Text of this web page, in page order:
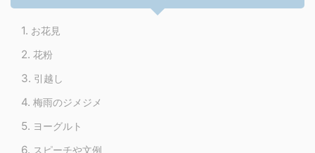
お花見
花粉
引越し
梅雨のジメジメ
ヨーグルト
スピーチや文例